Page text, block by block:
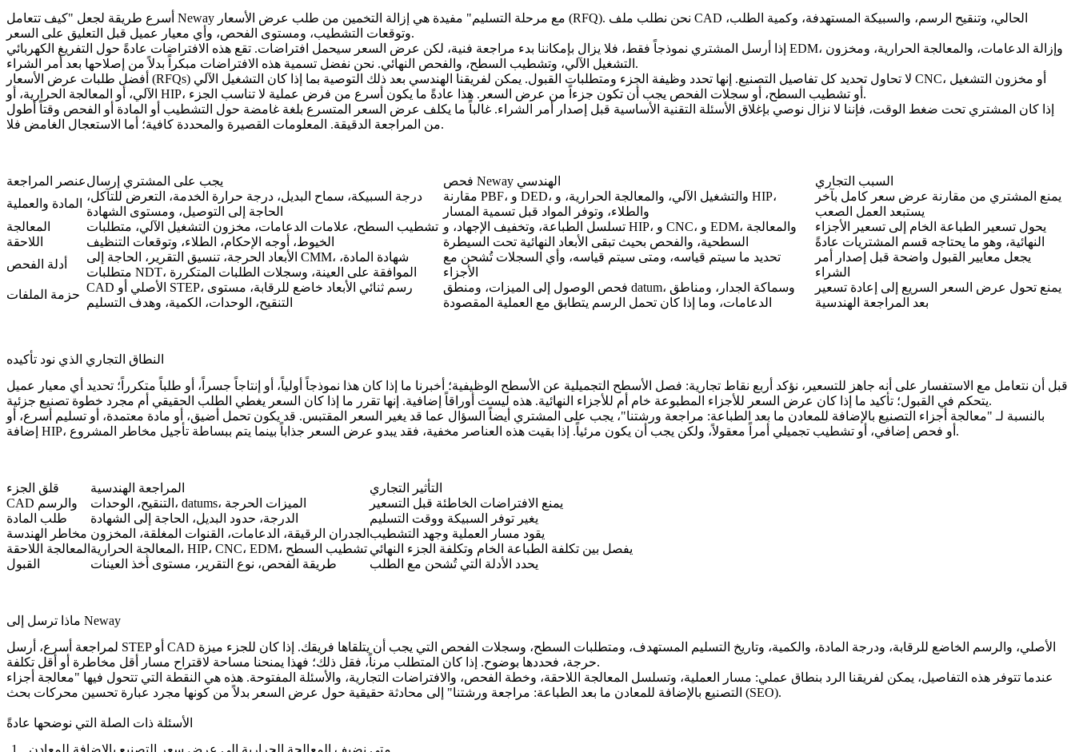
أسرع طريقة لجعل "كيف تتعامل Neway مع مرحلة التسليم" مفيدة هي إزالة التخمين من طلب عرض الأسعار (RFQ). نحن نطلب ملف CAD الحالي، وتنقيح الرسم، والسبيكة المستهدفة، وكمية الطلب،
وتوقعات التشطيب، ومستوى الفحص، وأي معيار عميل قبل التعليق على السعر.
إذا أرسل المشتري نموذجاً فقط، فلا يزال بإمكاننا بدء مراجعة فنية، لكن عرض السعر سيحمل افتراضات. تقع هذه الافتراضات عادةً حول التفريغ الكهربائي EDM، وإزالة الدعامات، والمعالجة الحرارية، ومخزون
التشغيل الآلي، وتشطيب السطح، والفحص النهائي. نحن نفضل تسمية هذه الافتراضات مبكراً بدلاً من إصلاحها بعد أمر الشراء.
أفضل طلبات عرض الأسعار (RFQs) لا تحاول تحديد كل تفاصيل التصنيع. إنها تحدد وظيفة الجزء ومتطلبات القبول. يمكن لفريقنا الهندسي بعد ذلك التوصية بما إذا كان التشغيل الآلي CNC، أو مخزون التشغيل
الآلي، أو المعالجة الحرارية، أو HIP، أو تشطيب السطح، أو سجلات الفحص يجب أن تكون جزءاً من عرض السعر. هذا عادةً ما يكون أسرع من فرض عملية لا تناسب الجزء.
إذا كان المشتري تحت ضغط الوقت، فإننا لا نزال نوصي بإغلاق الأسئلة التقنية الأساسية قبل إصدار أمر الشراء. غالباً ما يكلف عرض السعر المتسرع بلغة غامضة حول التشطيب أو المادة أو الفحص وقتاً أطول
من المراجعة الدقيقة. المعلومات القصيرة والمحددة كافية؛ أما الاستعجال الغامض فلا.
عنصر المراجعةيجب على المشتري إرسال فحص Neway الهندسي
السبب التجاري
المادة والعملية
درجة السبيكة، سماح البديل، درجة حرارة الخدمة، التعرض للتآكل،
الحاجة إلى التوصيل، ومستوى الشهادة
مقارنة PBF، و DED، والتشغيل الآلي، والمعالجة الحرارية، و HIP،
والطلاء، وتوفر المواد قبل تسمية المسار
يمنع المشتري من مقارنة عرض سعر كامل بآخر
يستبعد العمل الصعب
المعالجة
اللاحقة
تشطيب السطح، علامات الدعامات، مخزون التشغيل الآلي، متطلبات
الخيوط، أوجه الإحكام، الطلاء، وتوقعات التنظيف
تسلسل الطباعة، وتخفيف الإجهاد، و HIP، و CNC، و EDM، والمعالجة
السطحية، والفحص بحيث تبقى الأبعاد النهائية تحت السيطرة
يحول تسعير الطباعة الخام إلى تسعير الأجزاء
النهائية، وهو ما يحتاجه قسم المشتريات عادةً
أدلة الفحص
الأبعاد الحرجة، تنسيق التقرير، الحاجة إلى CMM، شهادة المادة،
متطلبات NDT، الموافقة على العينة، وسجلات الطلبات المتكررة
تحديد ما سيتم قياسه، ومتى سيتم قياسه، وأي السجلات تُشحن مع
الأجزاء
يجعل معايير القبول واضحة قبل إصدار أمر
الشراء
حزمة الملفات
CAD الأصلي أو STEP، رسم ثنائي الأبعاد خاضع للرقابة، مستوى
التنقيح، الوحدات، الكمية، وهدف التسليم
فحص الوصول إلى الميزات، ومنطق datum، وسماكة الجدار، ومناطق
الدعامات، وما إذا كان تحمل الرسم يتطابق مع العملية المقصودة
يمنع تحول عرض السعر السريع إلى إعادة تسعير
بعد المراجعة الهندسية
النطاق التجاري الذي نود تأكيده
قبل أن نتعامل مع الاستفسار على أنه جاهز للتسعير، نؤكد أربع نقاط تجارية: فصل الأسطح التجميلية عن الأسطح الوظيفية؛ أخبرنا ما إذا كان هذا نموذجاً أولياً، أو إنتاجاً جسراً، أو طلباً متكرراً؛ تحديد أي معيار عميل
يتحكم في القبول؛ تأكيد ما إذا كان عرض السعر للأجزاء المطبوعة خام أم للأجزاء النهائية. هذه ليست أوراقاً إضافية. إنها تقرر ما إذا كان السعر يغطي الطلب الحقيقي أم مجرد خطوة تصنيع جزئية.
بالنسبة لـ "معالجة أجزاء التصنيع بالإضافة للمعادن ما بعد الطباعة: مراجعة ورشتنا"، يجب على المشتري أيضاً السؤال عما قد يغير السعر المقتبس. قد يكون تحمل أضيق، أو مادة معتمدة، أو تسليم أسرع، أو
إضافة HIP، أو فحص إضافي، أو تشطيب تجميلي أمراً معقولاً، ولكن يجب أن يكون مرئياً. إذا بقيت هذه العناصر مخفية، فقد يبدو عرض السعر جذاباً بينما يتم ببساطة تأجيل مخاطر المشروع.
قلق الجزء المراجعة الهندسية
التأثير التجاري
CAD والرسم
التنقيح، الوحدات، datums، الميزات الحرجة
يمنع الافتراضات الخاطئة قبل التسعير
طلب المادة
الدرجة، حدود البديل، الحاجة إلى الشهادة
يغير توفر السبيكة ووقت التسليم
مخاطر الهندسة الجدران الرقيقة، الدعامات، القنوات المغلقة، المخزون يقود مسار العملية وجهد التشطيب
المعالجة اللاحقة
المعالجة الحرارية، HIP، CNC، EDM، تشطيب السطح يفصل بين تكلفة الطباعة الخام وتكلفة الجزء النهائي
القبول
طريقة الفحص، نوع التقرير، مستوى أخذ العينات يحدد الأدلة التي تُشحن مع الطلب
ماذا ترسل إلى Neway
لمراجعة أسرع، أرسل STEP أو CAD الأصلي، والرسم الخاضع للرقابة، ودرجة المادة، والكمية، وتاريخ التسليم المستهدف، ومتطلبات السطح، وسجلات الفحص التي يجب أن يتلقاها فريقك. إذا كان للجزء ميزة
حرجة، فحددها بوضوح. إذا كان المتطلب مرناً، فقل ذلك؛ فهذا يمنحنا مساحة لاقتراح مسار أقل مخاطرة أو أقل تكلفة.
عندما تتوفر هذه التفاصيل، يمكن لفريقنا الرد بنطاق عملي: مسار العملية، وتسلسل المعالجة اللاحقة، وخطة الفحص، والافتراضات التجارية، والأسئلة المفتوحة. هذه هي النقطة التي تتحول فيها "معالجة أجزاء
التصنيع بالإضافة للمعادن ما بعد الطباعة: مراجعة ورشتنا" إلى محادثة حقيقية حول عرض السعر بدلاً من كونها مجرد عبارة تحسين محركات بحث (SEO).
الأسئلة ذات الصلة التي نوضحها عادةً
متى نضيف المعالجة الحرارية إلى عرض سعر التصنيع بالإضافة للمعادن